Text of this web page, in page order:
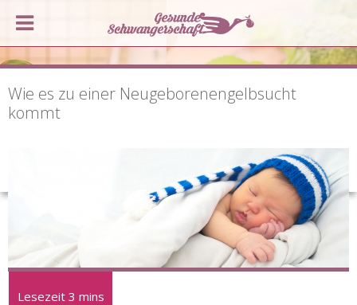
Wie es zu einer Neugeborenengelbsucht
kommt